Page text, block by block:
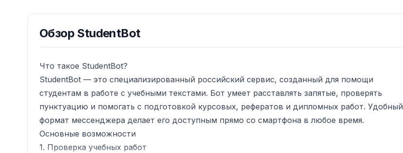
Обзор StudentBot
Что такое StudentBot?
StudentBot — это специализированный российский сервис, созданный для помощи
студентам в работе с учебными текстами. Бот умеет расставлять запятые, проверять
пунктуацию и помогать с подготовкой курсовых, рефератов и дипломных работ. Удобный
формат мессенджера делает его доступным прямо со смартфона в любое время.
Основные возможности
1. Проверка учебных работ